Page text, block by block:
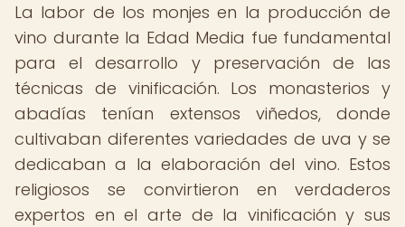
La labor de los monjes en la producción de
vino durante la Edad Media fue fundamental
para el desarrollo y preservación de las
técnicas de vinificación. Los monasterios y
abadías tenían extensos viñedos, donde
cultivaban diferentes variedades de uva y se
dedicaban a la elaboración del vino. Estos
religiosos se convirtieron en verdaderos
expertos en el arte de la vinificación y sus